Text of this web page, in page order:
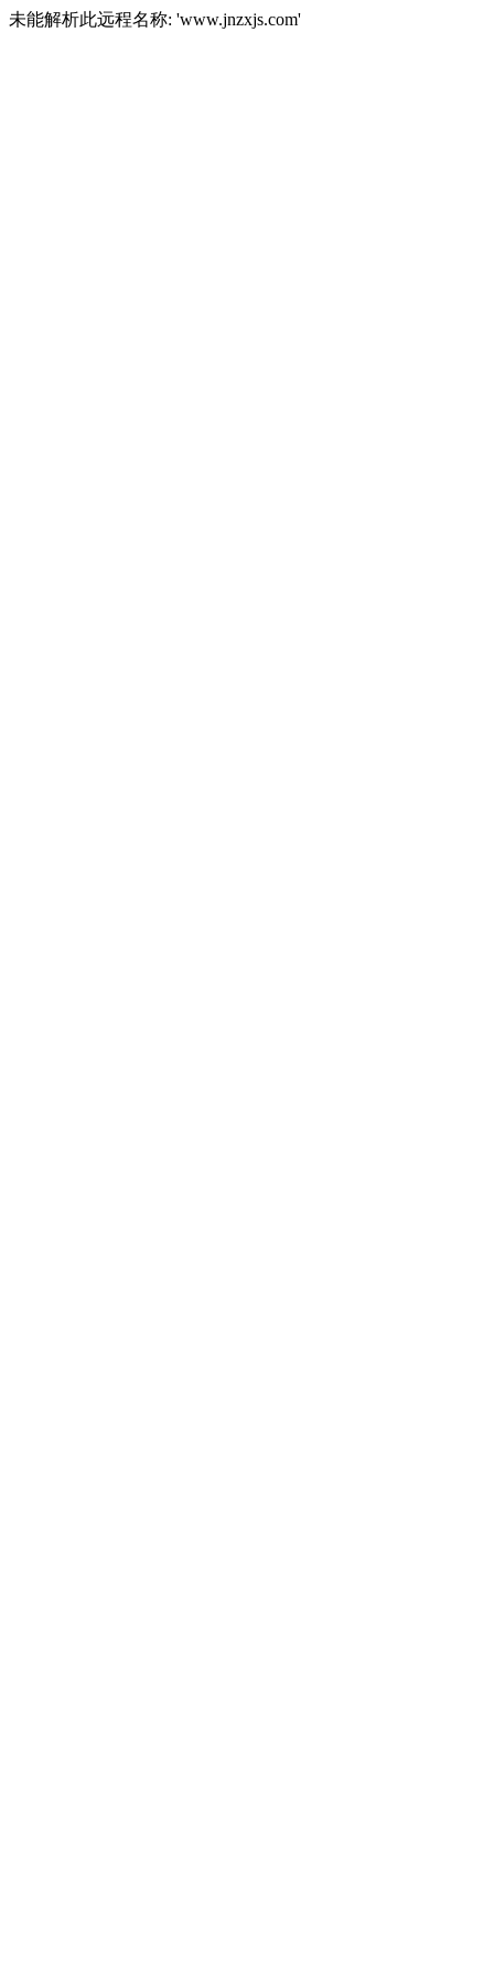
未能解析此远程名称: 'www.jnzxjs.com'